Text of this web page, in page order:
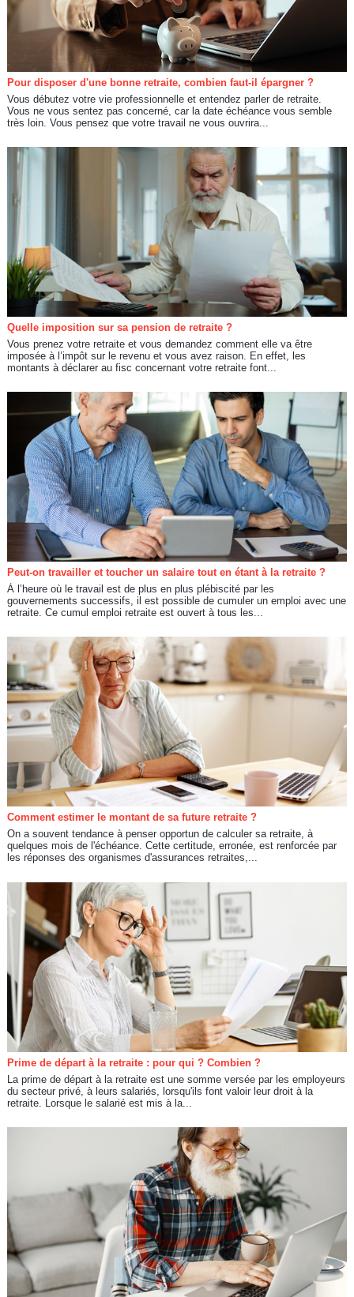
Pour disposer d'une bonne retraite, combien faut-il épargner ?
Vous débutez votre vie professionnelle et entendez parler de retraite.
Vous ne vous sentez pas concerné, car la date échéance vous semble
très loin. Vous pensez que votre travail ne vous ouvrira...
Quelle imposition sur sa pension de retraite ?
Vous prenez votre retraite et vous demandez comment elle va être
imposée à l’impôt sur le revenu et vous avez raison. En effet, les
montants à déclarer au fisc concernant votre retraite font...
Peut-on travailler et toucher un salaire tout en étant à la retraite ?
À l’heure où le travail est de plus en plus plébiscité par les
gouvernements successifs, il est possible de cumuler un emploi avec une
retraite. Ce cumul emploi retraite est ouvert à tous les...
Comment estimer le montant de sa future retraite ?
On a souvent tendance à penser opportun de calculer sa retraite, à
quelques mois de l'échéance. Cette certitude, erronée, est renforcée par
les réponses des organismes d'assurances retraites,...
Prime de départ à la retraite : pour qui ? Combien ?
La prime de départ à la retraite est une somme versée par les employeurs
du secteur privé, à leurs salariés, lorsqu'ils font valoir leur droit à la
retraite. Lorsque le salarié est mis à la...